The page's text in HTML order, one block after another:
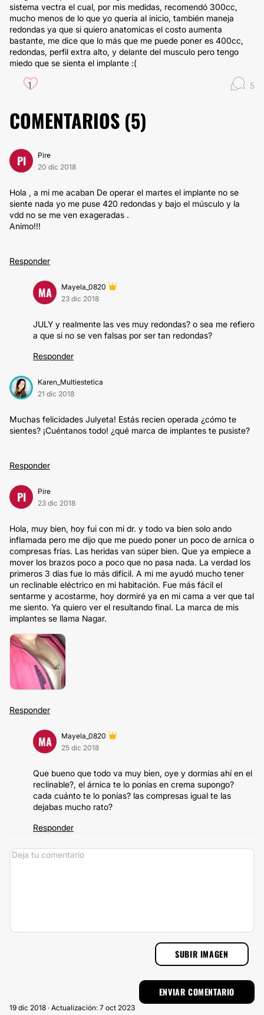
sistema vectra el cual, por mis medidas, recomendó 300cc,
mucho menos de lo que yo quería al inicio, también maneja
redondas ya que si quiero anatomicas el costo aumenta
bastante, me dice que lo más que me puede poner es 400cc,
redondas, perfil extra alto, y delante del musculo pero tengo
miedo que se sienta el implante :(
1 5
COMENTARIOS (5)
PI
Pire
20 dic 2018
Hola , a mi me acaban De operar el martes el implante no se
siente nada yo me puse 420 redondas y bajo el músculo y la
vdd no se me ven exageradas .
Animo!!!
Responder
MA
Mayela_0820
23 dic 2018
JULY y realmente las ves muy redondas? o sea me refiero
a que si no se ven falsas por ser tan redondas?
Responder
Karen_Multiestetica
21 dic 2018
Muchas felicidades Julyeta! Estás recien operada ¿cómo te
sientes? ¡Cuéntanos todo! ¿qué marca de implantes te pusiste?
Responder
PI
Pire
23 dic 2018
Hola, muy bien, hoy fui con mi dr. y todo va bien solo ando
inflamada pero me dijo que me puedo poner un poco de arnica o
compresas frías. Las heridas van súper bien. Que ya empiece a
mover los brazos poco a poco que no pasa nada. La verdad los
primeros 3 días fue lo más difícil. A mi me ayudó mucho tener
un reclinable eléctrico en mi habitación. Fue más fácil el
sentarme y acostarme, hoy dormiré ya en mi cama a ver que tal
me siento. Ya quiero ver el resultando final. La marca de mis
implantes se llama Nagar.
Responder
MA
Mayela_0820
25 dic 2018
Que bueno que todo va muy bien, oye y dormías ahí en el
reclinable?, el árnica te lo ponías en crema supongo?
cada cuánto te lo ponías? las compresas igual te las
dejabas mucho rato?
Responder
SUBIR IMAGEN
19 dic 2018 · Actualización: 7 oct 2023